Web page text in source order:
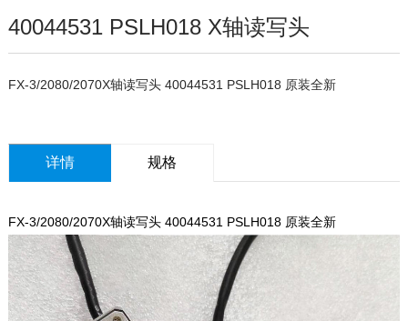
40044531 PSLH018 X轴读写头
FX-3/2080/2070X轴读写头 40044531 PSLH018 原装全新
详情 规格
FX-3/2080/2070X轴读写头 40044531 PSLH018 原装全新